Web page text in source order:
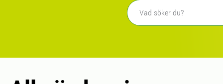
Fritext sökning